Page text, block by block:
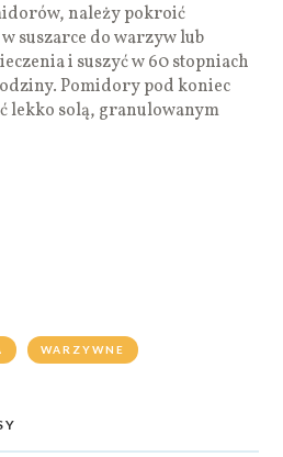
należy pokroić
suszarce do warzyw lub
i suszyć w 60 stopniach
Pomidory pod koniec
lekko solą, granulowanym
WARZYWNE